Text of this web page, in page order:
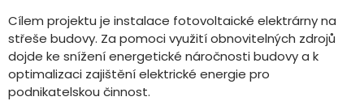
Cílem projektu je instalace fotovoltaické elektrárny na
střeše budovy. Za pomoci využití obnovitelných zdrojů
dojde ke snížení energetické náročnosti budovy a k
optimalizaci zajištění elektrické energie pro
podnikatelskou činnost.